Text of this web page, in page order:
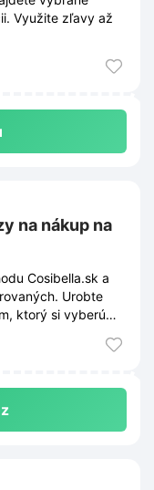
Využite zľavy až
na nákup na
Cosibella.sk a
Urobte
ktorý si vyberú